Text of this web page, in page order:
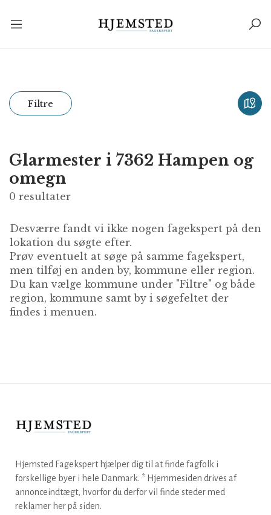
Filtre
Glarmester i 7362 Hampen og
omegn
0 resultater
Desværre fandt vi ikke nogen fagekspert på den
lokation du søgte efter.
Prøv eventuelt at søge på samme fagekspert,
men tilføj en anden by, kommune eller region.
Du kan vælge kommune under "Filtre" og både
region, kommune samt by i søgefeltet der
findes i menuen.
Hjemsted Fagekspert hjælper dig til at finde fagfolk i
forskellige byer i hele Danmark. * Hjemmesiden drives af
annonceindtægt, hvorfor du derfor vil finde steder med
reklamer her på siden.